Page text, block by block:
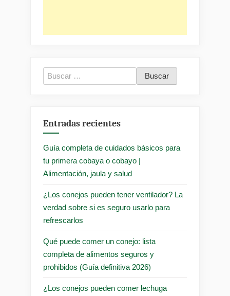
Buscar:
Entradas recientes
Guía completa de cuidados básicos para
tu primera cobaya o cobayo |
Alimentación, jaula y salud
¿Los conejos pueden tener ventilador? La
verdad sobre si es seguro usarlo para
refrescarlos
Qué puede comer un conejo: lista
completa de alimentos seguros y
prohibidos (Guía definitiva 2026)
¿Los conejos pueden comer lechuga